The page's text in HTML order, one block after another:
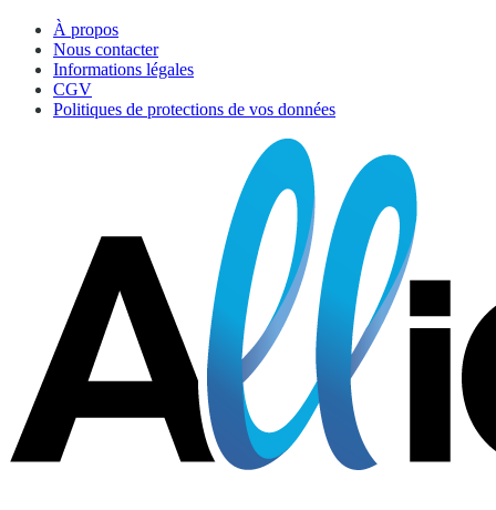
À propos
Nous contacter
Informations légales
CGV
Politiques de protections de vos données